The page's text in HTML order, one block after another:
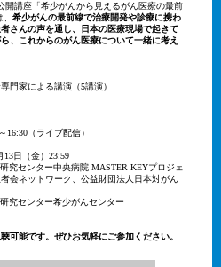
開講座「希少がんから見えるがん医療の最前
希少がんの最前線で治療開発や診療に携わ
さんの声を通し、日本の医療現場で起きて
、これからのがん医療について一緒に考え
門家による講演（5講演）
16:30（ライブ配信）
日（金）23:59
究センター中央病院 MASTER KEYプロジェ
会ネットワーク、公益財団法人日本対がん
究センター希少がんセンター
可能です。ぜひお気軽にご参加ください。